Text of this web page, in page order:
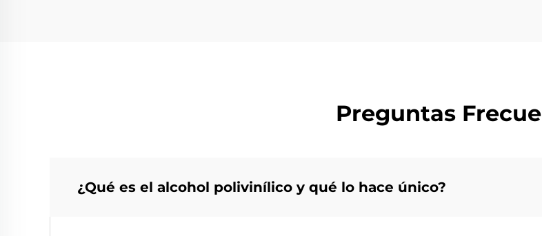
Preguntas
¿Qué es el alcohol polivinílico y qué lo hace único?